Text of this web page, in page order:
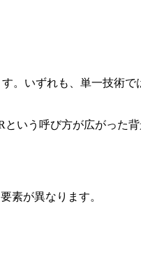
。いずれも、単一技術
いう呼び方が広がった背
素が異なります。